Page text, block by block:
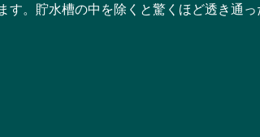
す。貯水槽の中を除くと驚くほど透き通